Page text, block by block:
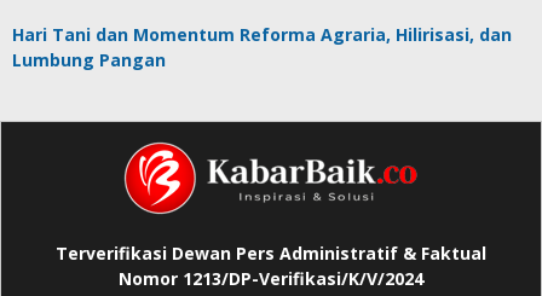
Hari Tani dan Momentum Reforma Agraria, Hilirisasi, dan
Lumbung Pangan
Terverifikasi Dewan Pers Administratif & Faktual
Nomor 1213/DP-Verifikasi/K/V/2024